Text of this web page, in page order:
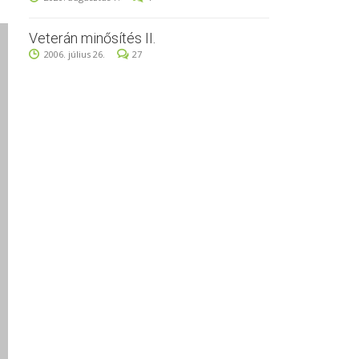
Veterán minősítés II.
2006. július 26. 27